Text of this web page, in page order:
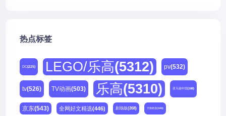
热点标签
DC(225) LEGO/乐高(5312) pv(532)
tv(526) TV动画(503) 乐高(5310) 亚马逊中国(188)
京东(543) 全网好文精选(446) 剧场版(268) 天猫精选(180)